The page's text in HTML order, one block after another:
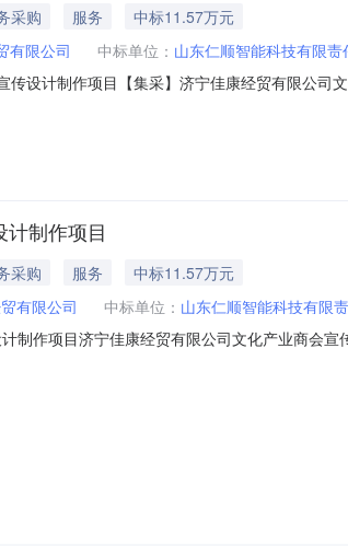
采购 服务
中标11.57万元
有限公司 中标单位： 山东仁顺智能科技有限责
传设计制作项目【集采】济宁佳康经贸有限公
伍仟柒佰壹拾肆元整）四、主要标的信息：服
制作项目
采购 服务
中标11.57万元
有限公司 中标单位： 山东仁顺智能科技有限
制作项目济宁佳康经贸有限公司文化产业商会
拾肆元整）四、主要标的信息：服务类项目名